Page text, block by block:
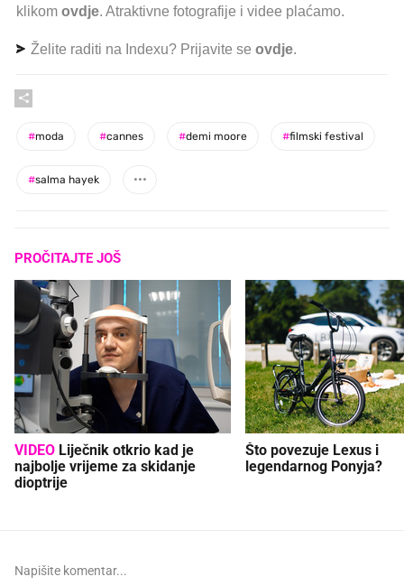
klikom ovdje. Atraktivne fotografije i videe plaćamo.
Želite raditi na Indexu? Prijavite se ovdje.
#moda #cannes #demi moore #filmski festival
#salma hayek
PROČITAJTE JOŠ
VIDEO
najbolje vrijeme za skidanje
dioptrije
Što povezuje Lexus i
legendarnog Ponyja?